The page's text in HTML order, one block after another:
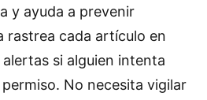
y ayuda a prevenir
rastrea cada artículo en
si alguien intenta
No necesita vigilar